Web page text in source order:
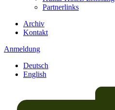
Partnerlinks
Archiv
Kontakt
Anmeldung
Deutsch
English